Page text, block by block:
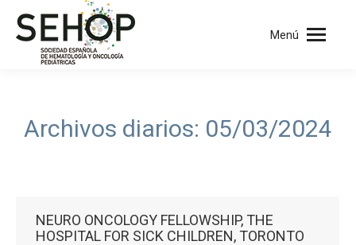
Menú
Archivos diarios: 05/03/2024
NEURO ONCOLOGY FELLOWSHIP, THE
HOSPITAL FOR SICK CHILDREN, TORONTO